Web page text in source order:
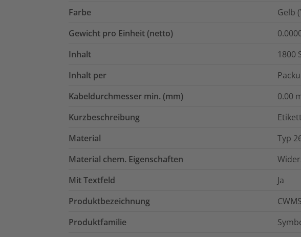
Farbe
Gelb
Gewicht pro Einheit (netto)
Inhalt
1800
Inhalt per
Kabeldurchmesser min. (mm)
0.00
Kurzbeschreibung
Material
Typ
Material chem. Eigenschaften
Mit Textfeld
Ja
Produktbezeichnung
Produktfamilie